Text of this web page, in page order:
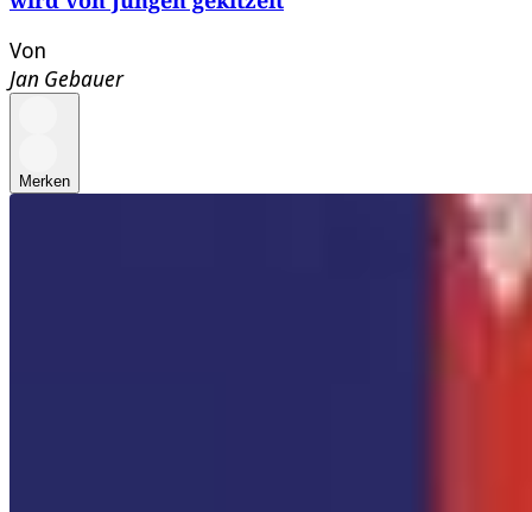
Von
Jan Gebauer
Merken